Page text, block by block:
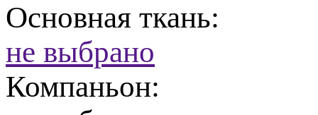
Основная ткань:
не выбрано
Компаньон: